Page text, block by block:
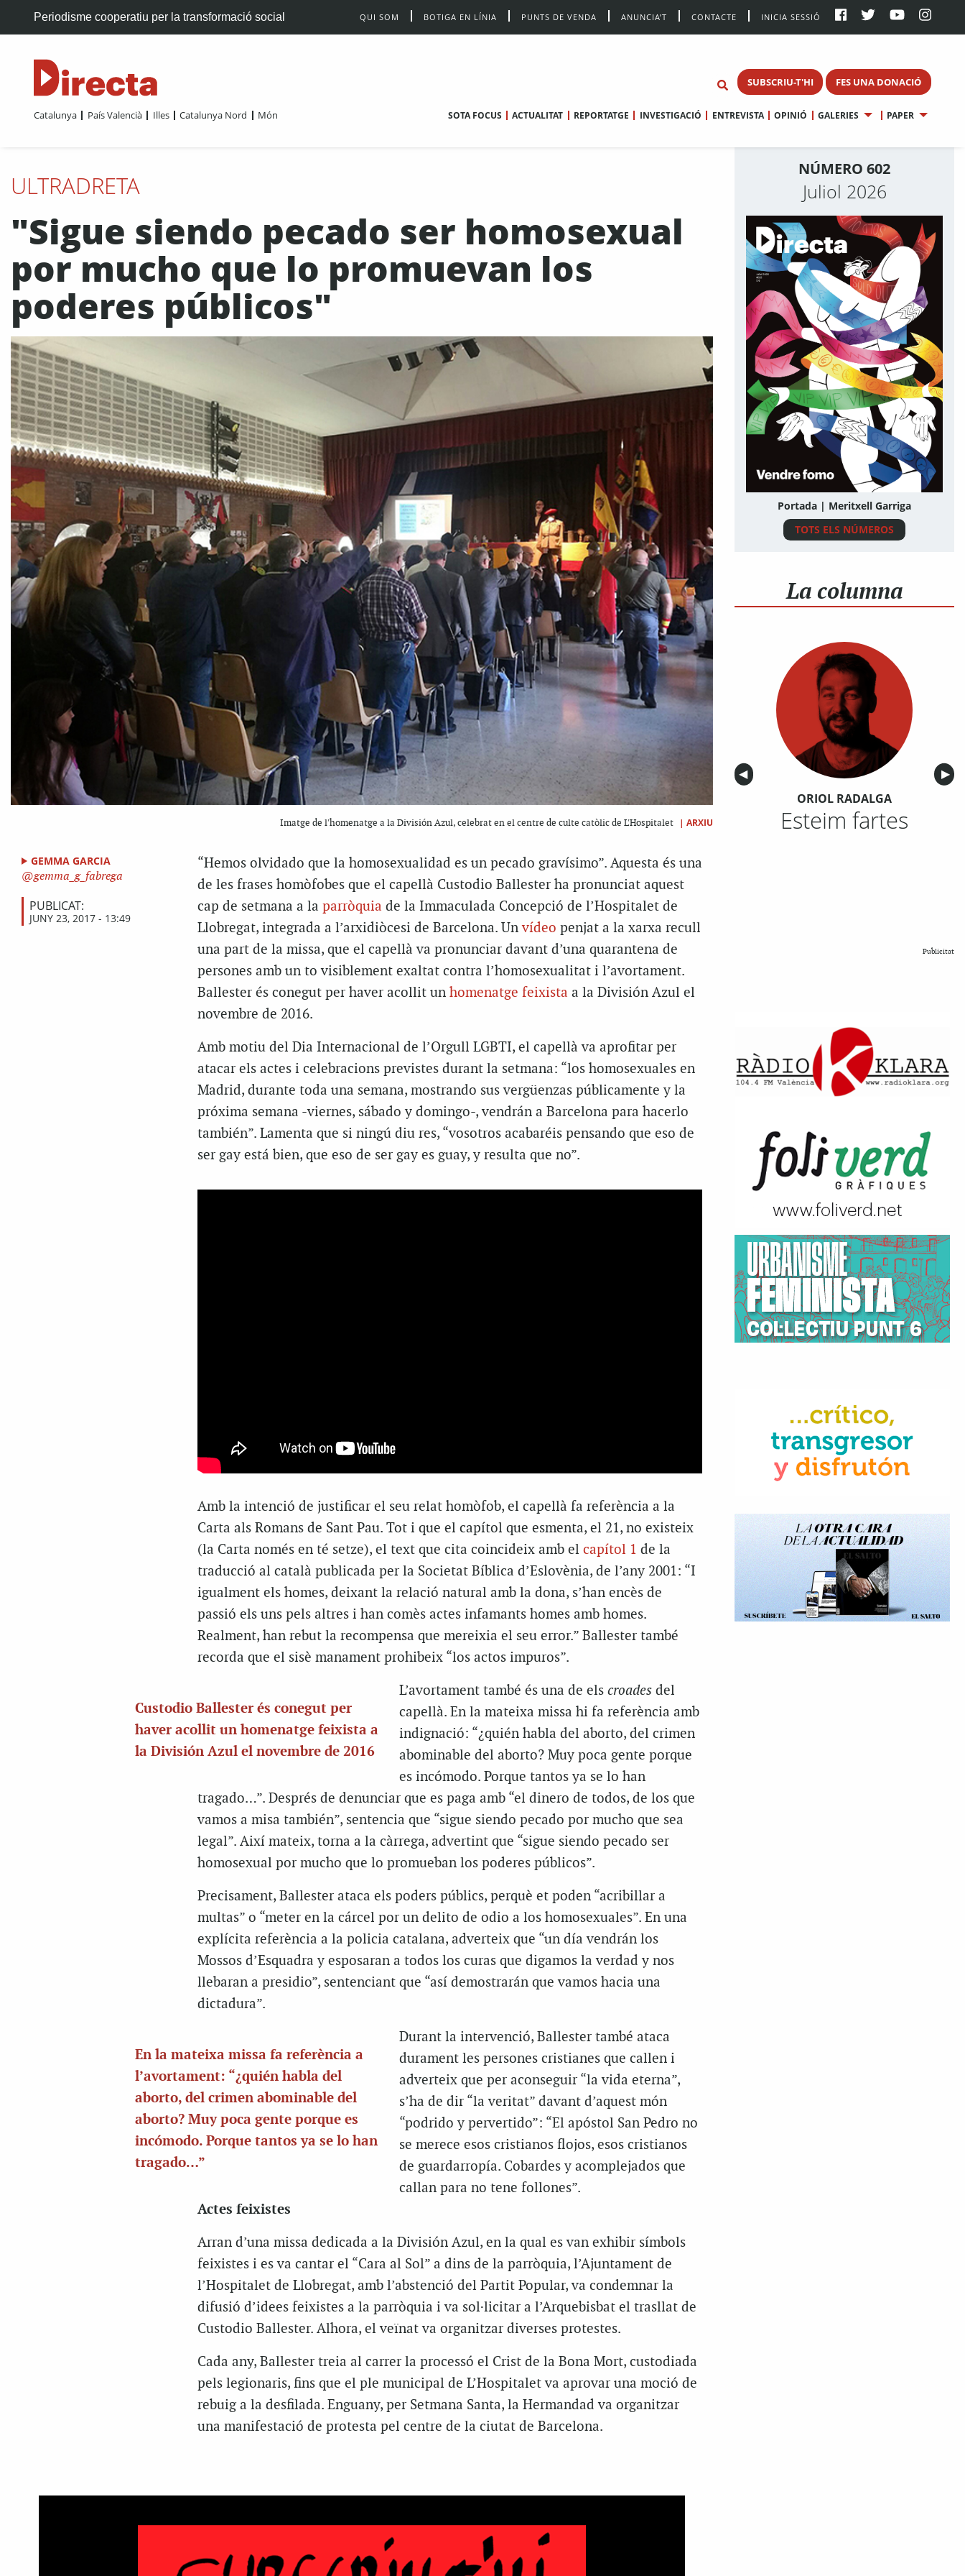
Periodisme cooperatiu per la transformació social QUI SOM BOTIGA EN LÍNIA PUNTS DE VENDA ANUNCIA’T CONTACTE INICIA SESSIÓ
SUBSCRIU-T'HI FES UNA DONACIÓ
Catalunya País Valencià Illes Catalunya Nord Món SOTA FOCUS ACTUALITAT REPORTATGE INVESTIGACIÓ ENTREVISTA OPINIÓ GALERIES PAPER
ULTRADRETA
"Sigue siendo pecado ser homosexual
por mucho que lo promuevan los
poderes públicos"
Imatge de l'homenatge a la División Azul, celebrat en el centre de culte catòlic de L'Hospitalet | ARXIU
GEMMA GARCIA
gemma_g_fabrega
PUBLICAT:
JUNY 23, 2017 - 13:49
“Hemos olvidado que la homosexualidad es un pecado gravísimo”. Aquesta és una
de les frases homòfobes que el capellà Custodio Ballester ha pronunciat aquest
cap de setmana a la parròquia de la Immaculada Concepció de l’Hospitalet de
Llobregat, integrada a l’arxidiòcesi de Barcelona. Unvídeo penjat a la xarxa recull
una part de la missa, que el capellà va pronunciar davant d’una quarantena de
persones amb un to visiblement exaltat contra l’homosexualitat i l’avortament.
Ballester és conegut per haver acollit un homenatge feixista a la División Azul el
novembre de 2016.
Amb motiu del Dia Internacional de l’Orgull LGBTI, el capellà va aprofitar per
atacar els actes i celebracions previstes durant la setmana: “los homosexuales en
Madrid, durante toda una semana, mostrando sus vergüenzas públicamente y la
próxima semana -viernes, sábado y domingo-, vendrán a Barcelona para hacerlo
también”. Lamenta que si ningú diu res, “vosotros acabaréis pensando que eso de
ser gay está bien, que eso de ser gay es guay, y resulta que no”.
Amb la intenció de justificar el seu relat homòfob, el capellà fa referència a la
Carta als Romans de Sant Pau. Tot i que el capítol que esmenta, el 21, no existeix
(la Carta només en té setze), el text que cita coincideix amb el capítol 1 de la
traducció al català publicada per la Societat Bíblica d’Eslovènia, de l’any 2001: “I
igualment els homes, deixant la relació natural amb la dona, s’han encès de
passió els uns pels altres i han comès actes infamants homes amb homes.
Realment, han rebut la recompensa que mereixia el seu error.” Ballester també
recorda que el sisè manament prohibeix “los actos impuros”.
Custodio Ballester és conegut per
haver acollit un homenatge feixista a
la División Azul el novembre de 2016
L’avortament també és una de els croadesdel
capellà. En la mateixa missa hi fa referència amb
indignació: “¿quién habla del aborto, del crimen
abominable del aborto? Muy poca gente porque
es incómodo. Porque tantos ya se lo han
tragado…”. Després de denunciar que es paga amb “el dinero de todos, de los que
vamos a misa también”, sentencia que “sigue siendo pecado por mucho que sea
legal”. Així mateix, torna a la càrrega, advertint que “sigue siendo pecado ser
homosexual por mucho que lo promueban los poderes públicos”.
Precisament, Ballester ataca els poders públics, perquè et poden “acribillar a
multas” o “meter en la cárcel por un delito de odio a los homosexuales”. En una
explícita referència a la policia catalana, adverteix que “un día vendrán los
Mossos d’Esquadra y esposaran a todos los curas que digamos la verdad y nos
llebaran a presidio”, sentenciant que “así demostrarán que vamos hacia una
dictadura”.
En la mateixa missa fa referència a
l’avortament: “¿quién habla del
aborto, del crimen abominable del
aborto? Muy poca gente porque es
incómodo. Porque tantos ya se lo han
tragado…”
Durant la intervenció, Ballester també ataca
durament les persones cristianes que callen i
adverteix que per aconseguir “la vida eterna”,
s’ha de dir “la veritat” davant d’aquest món
“podrido y pervertido”: “El apóstol San Pedro no
se merece esos cristianos flojos, esos cristianos
de guardarropía. Cobardes y acomplejados que
callan para no tene follones”.
Actes feixistes
Arran d’una missa dedicada a la División Azul, en la qual es van exhibir símbols
feixistes i es va cantar el “Cara al Sol” a dins de la parròquia, l’Ajuntament de
l’Hospitalet de Llobregat, amb l’abstenció del Partit Popular, va condemnar la
difusió d’idees feixistes a la parròquia i va sol·licitar a l’Arquebisbat el trasllat de
Custodio Ballester. Alhora, el veïnat va organitzar diverses protestes.
Cada any, Ballester treia al carrer la processó el Crist de la Bona Mort, custodiada
pels legionaris, fins que el ple municipal de L’Hospitalet va aprovar una moció de
rebuig a la desfilada. Enguany, per Setmana Santa, la Hermandad va organitzar
una manifestació de protesta pel centre de la ciutat de Barcelona.
NÚMERO 602
Juliol 2026
Portada | Meritxell Garriga
TOTS ELS NÚMEROS
La columna
Anterior
◀︎ ▶︎
ORIOL RADALGA
Esteim fartes
Publicitat